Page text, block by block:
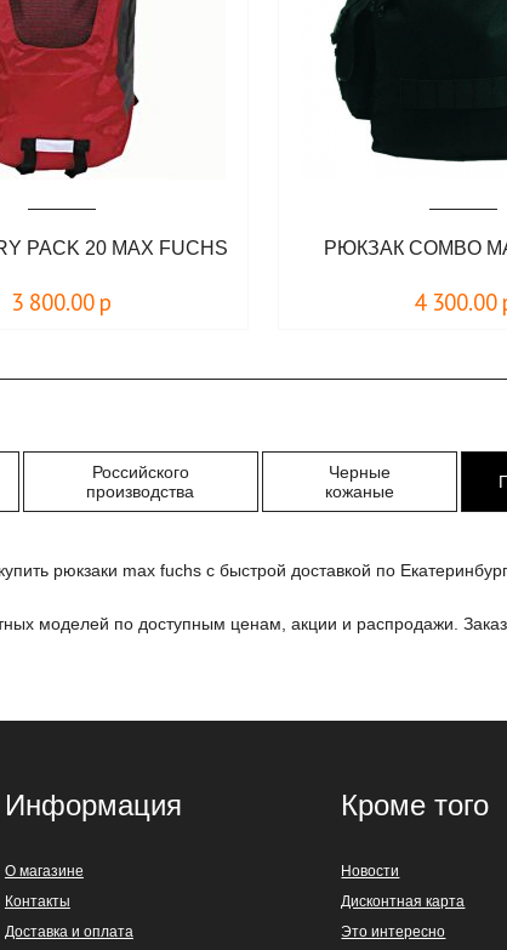
PACK 20 MAX FUCHS
3 800.00 р
РЮКЗАК COMBO
4 300.00
Российского
производства
Черные
кожаные
рюкзаки max fuchs с быстрой доставкой по
моделей по доступным ценам, акции и распродажи.
Информация
О магазине
Контакты
Доставка и оплата
Кроме того
Новости
Дисконтная карта
Это интересно